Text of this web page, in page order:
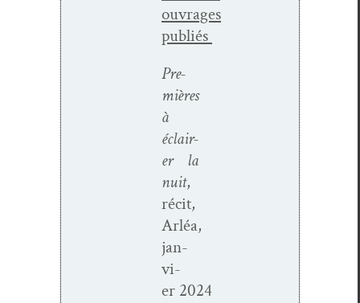
ouvrages
publiés
Pre­
mières
à
éclair­
er la
nuit,
réc­it,
Arléa,
jan­
vi­
er 2024